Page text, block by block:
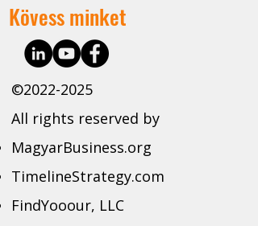
Kövess minket
©2022-2025
All rights reserved by
MagyarBusiness.org
TimelineStrategy.com
FindYooour, LLC